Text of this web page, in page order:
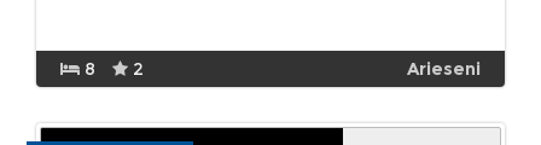
8 2 Arieseni